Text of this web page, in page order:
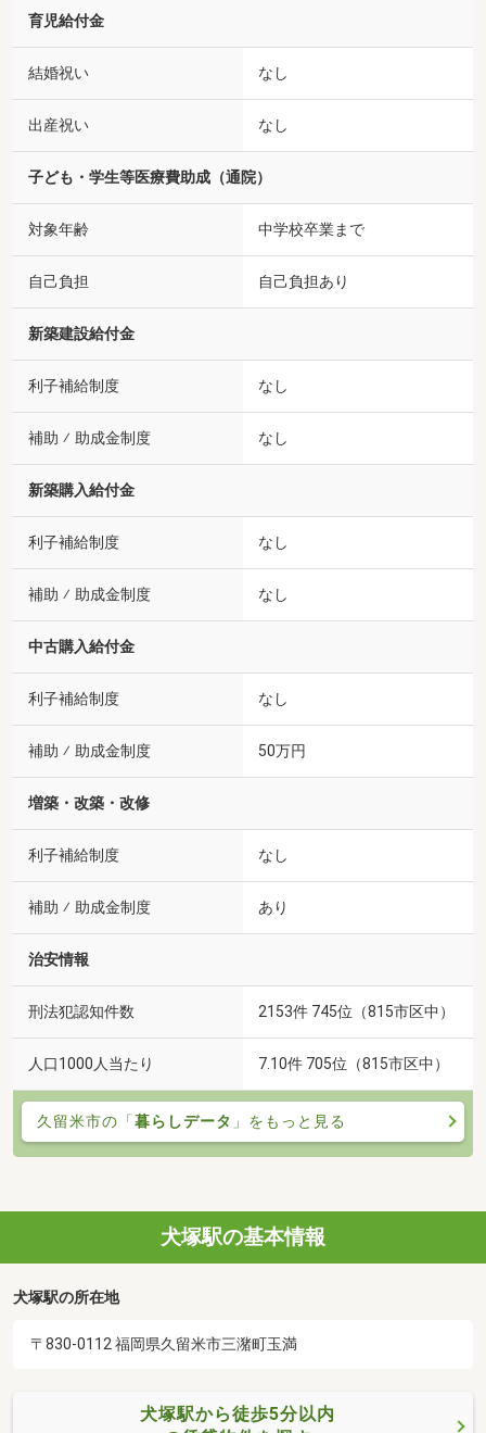
育児給付金
結婚祝い なし
出産祝い なし
子ども・学生等医療費助成（通院）
対象年齢 中学校卒業まで
自己負担 自己負担あり
新築建設給付金
利子補給制度 なし
補助 ⁄ 助成金制度 なし
新築購入給付金
利子補給制度 なし
補助 ⁄ 助成金制度 なし
中古購入給付金
利子補給制度 なし
補助 ⁄ 助成金制度 50万円
増築・改築・改修
利子補給制度 なし
補助 ⁄ 助成金制度 あり
治安情報
刑法犯認知件数 2153件 745位（815市区中）
人口1000人当たり 7.10件 705位（815市区中）
久留米市の「暮らしデータ 」をもっと見る
犬塚駅の基本情報
犬塚駅の所在地
〒830-0112 福岡県久留米市三潴町玉満
犬塚駅から徒歩5分以内